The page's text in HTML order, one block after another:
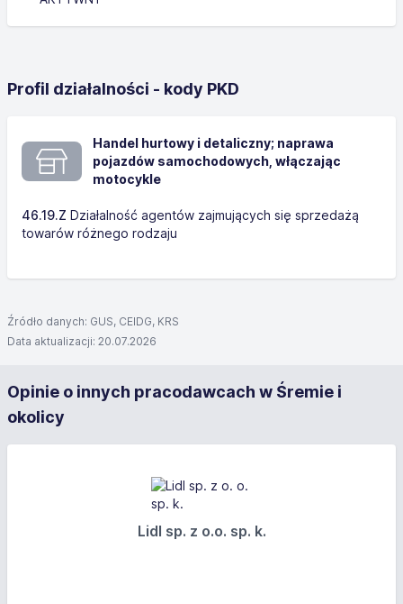
Profil działalności - kody PKD
Handel hurtowy i detaliczny; naprawa
pojazdów samochodowych, włączając
motocykle
46.19.Z Działalność agentów zajmujących się sprzedażą
towarów różnego rodzaju
Źródło danych: GUS, CEIDG, KRS
Data aktualizacji: 20.07.2026
Opinie o innych pracodawcach w Śremie i
okolicy
Lidl sp. z o.o. sp. k.